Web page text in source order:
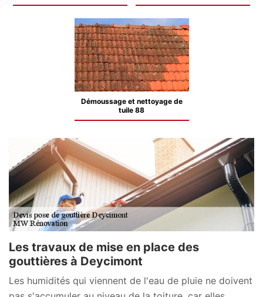
Démoussage et nettoyage de
tuile 88
Les travaux de mise en place des
gouttières à Deycimont
Les humidités qui viennent de l'eau de pluie ne doivent